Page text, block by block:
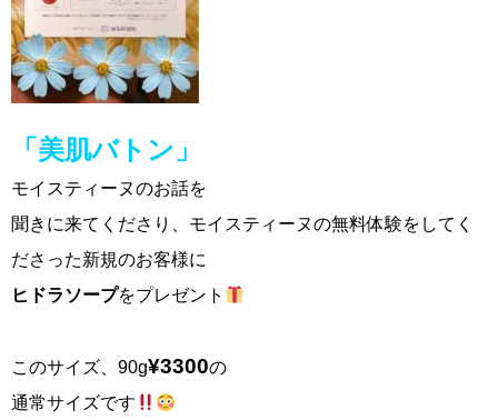
「美肌バトン」
モイスティーヌのお話を
聞きに来てくださり、モイスティーヌの無料体験をしてく
ださった新規のお客様に
ヒドラソープをプレゼント
このサイズ、90g¥3300の
通常サイズです